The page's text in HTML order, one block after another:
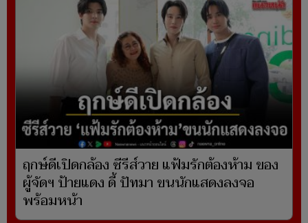
ฤกษ์ดีเปิดกล้อง ซีรีส์วาย แฟ้มรักต้องห้าม ของ
ผู้จัดฯ ป้ายแดง ดี้ ปัทมา ขนนักแสดงลงจอ
พร้อมหน้า